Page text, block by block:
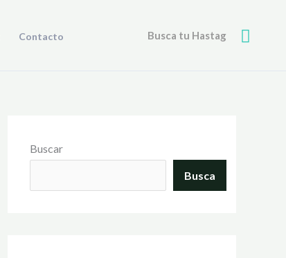
Contacto Busca tu Hastag
Buscar
Busca